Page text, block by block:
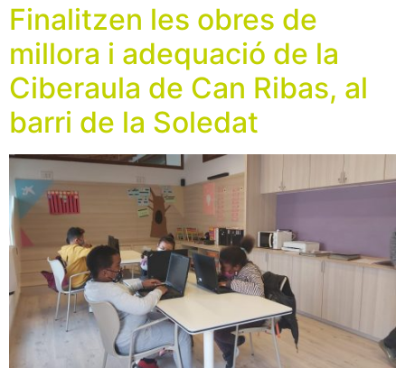
Finalitzen les obres de
millora i adequació de la
Ciberaula de Can Ribas, al
barri de la Soledat